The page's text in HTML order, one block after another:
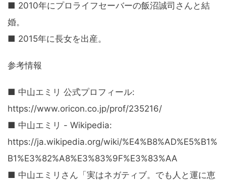
■ 2010年にプロライフセーバーの飯沼誠司さんと結
婚。
■ 2015年に長女を出産。
参考情報
■ 中山エミリ 公式プロフィール:
https://www.oricon.co.jp/prof/235216/
■ 中山エミリ - Wikipedia:
https://ja.wikipedia.org/wiki/%E4%B8%AD%E5%B1%
B1%E3%82%A8%E3%83%9F%E3%83%AA
■ 中山エミリさん「実はネガティブ。でも人と運に恵